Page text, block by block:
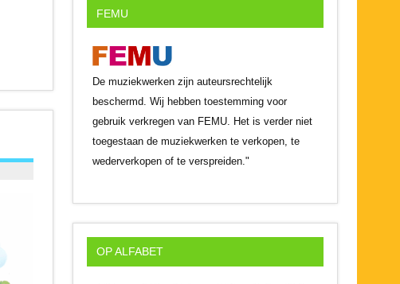
FEMU
De muziekwerken zijn auteursrechtelijk
beschermd. Wij hebben toestemming voor
gebruik verkregen van FEMU. Het is verder niet
toegestaan de muziekwerken te verkopen, te
wederverkopen of te verspreiden."
OP ALFABET